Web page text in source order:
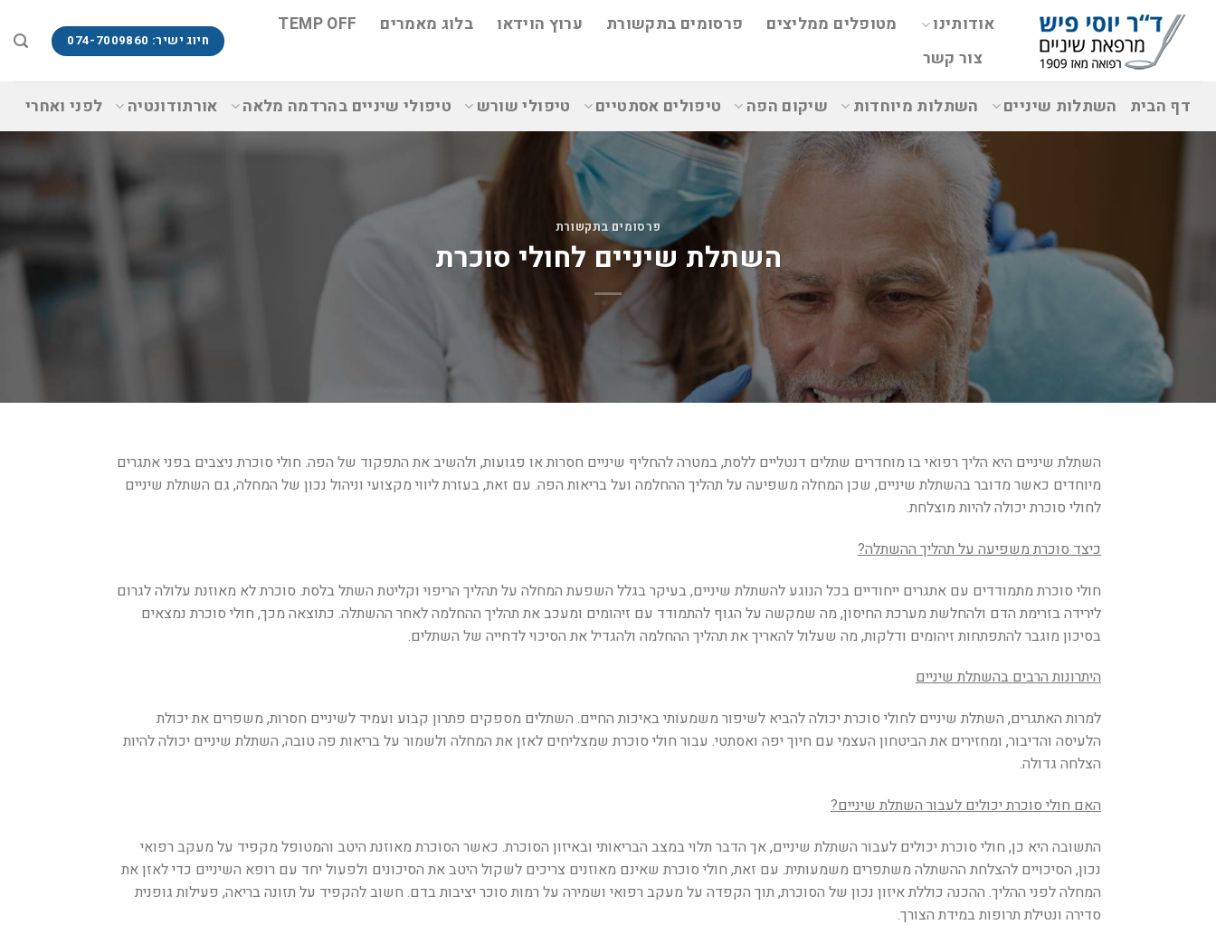
אודותינו מטופלים ממליצים פרסומים בתקשורת ערוץ הוידאו בלוג מאמרים
TEMP OFF
צור קשר
חיוג ישיר: 074-7009860
דף הבית השתלות שיניים השתלות מיוחדות שיקום הפה טיפולים אסתטיים טיפולי שורש טיפולי שיניים בהרדמה מלאה אורתודונטיה לפני ואחרי
פרסומים בתקשורת
השתלת שיניים לחולי סוכרת
השתלת שיניים היא הליך רפואי בו מוחדרים שתלים דנטליים ללסת, במטרה להחליף שיניים חסרות או פגועות, ולהשיב את התפקוד של הפה. חולי סוכרת ניצבים בפני אתגרים
מיוחדים כאשר מדובר בהשתלת שיניים, שכן המחלה משפיעה על תהליך ההחלמה ועל בריאות הפה. עם זאת, בעזרת ליווי מקצועי וניהול נכון של המחלה, גם השתלת שיניים
לחולי סוכרת יכולה להיות מוצלחת.
כיצד סוכרת משפיעה על תהליך ההשתלה?
חולי סוכרת מתמודדים עם אתגרים ייחודיים בכל הנוגע להשתלת שיניים, בעיקר בגלל השפעת המחלה על תהליך הריפוי וקליטת השתל בלסת. סוכרת לא מאוזנת עלולה לגרום
לירידה בזרימת הדם ולהחלשת מערכת החיסון, מה שמקשה על הגוף להתמודד עם זיהומים ומעכב את תהליך ההחלמה לאחר ההשתלה. כתוצאה מכך, חולי סוכרת נמצאים
בסיכון מוגבר להתפתחות זיהומים ודלקות, מה שעלול להאריך את תהליך ההחלמה ולהגדיל את הסיכוי לדחייה של השתלים.
היתרונות הרבים בהשתלת שיניים
למרות האתגרים, השתלת שיניים לחולי סוכרת יכולה להביא לשיפור משמעותי באיכות החיים. השתלים מספקים פתרון קבוע ועמיד לשיניים חסרות, משפרים את יכולת
הלעיסה והדיבור, ומחזירים את הביטחון העצמי עם חיוך יפה ואסתטי. עבור חולי סוכרת שמצליחים לאזן את המחלה ולשמור על בריאות פה טובה, השתלת שיניים יכולה להיות
הצלחה גדולה.
האם חולי סוכרת יכולים לעבור השתלת שיניים?
התשובה היא כן, חולי סוכרת יכולים לעבור השתלת שיניים, אך הדבר תלוי במצב הבריאותי ובאיזון הסוכרת. כאשר הסוכרת מאוזנת היטב והמטופל מקפיד על מעקב רפואי
נכון, הסיכויים להצלחת ההשתלה משתפרים משמעותית. עם זאת, חולי סוכרת שאינם מאוזנים צריכים לשקול היטב את הסיכונים ולפעול יחד עם רופא השיניים כדי לאזן את
המחלה לפני ההליך. ההכנה כוללת איזון נכון של הסוכרת, תוך הקפדה על מעקב רפואי ושמירה על רמות סוכר יציבות בדם. חשוב להקפיד על תזונה בריאה, פעילות גופנית
סדירה ונטילת תרופות במידת הצורך.